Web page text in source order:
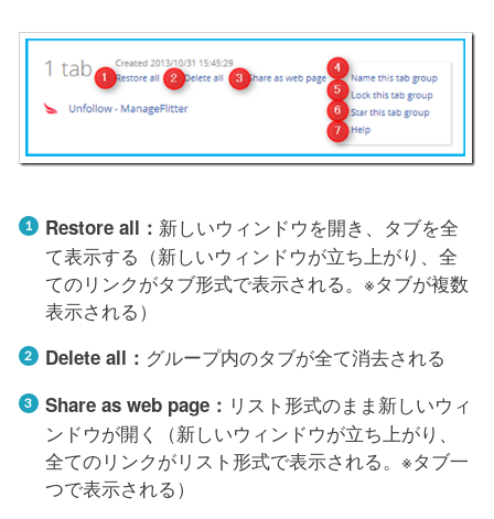
Restore all： 新しいウィンドウを開き、タブを全
て表示する（新しいウィンドウが立ち上がり、全
てのリンクがタブ形式で表示される。※タブが複数
表示される）
Delete all： グループ内のタブが全て消去される
Share as web page： リスト形式のまま新しいウィ
ンドウが開く（新しいウィンドウが立ち上がり、
全てのリンクがリスト形式で表示される。※タブ一
つで表示される）